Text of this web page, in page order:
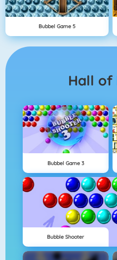
Bubbel Game 5
Hall of
Bubbel Game 3
Bubble Shooter